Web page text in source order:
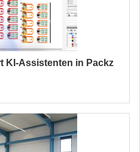
KI-Assistenten in Packz